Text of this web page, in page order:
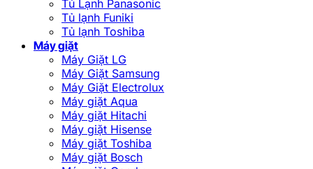
Tủ Lạnh Panasonic
Tủ lạnh Funiki
Tủ lạnh Toshiba
Máy giặt
Máy Giặt LG
Máy Giặt Samsung
Máy Giặt Electrolux
Máy giặt Aqua
Máy giặt Hitachi
Máy giặt Hisense
Máy giặt Toshiba
Máy giặt Bosch